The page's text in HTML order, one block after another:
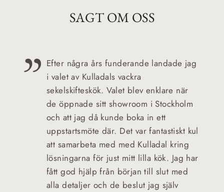
SAGT OM OSS
Efter några års funderande landade jag
i valet av Kulladals vackra
sekelskifteskök. Valet blev enklare när
de öppnade sitt showroom i Stockholm
och att jag då kunde boka in ett
uppstartsmöte där. Det var fantastiskt kul
att samarbeta med med Kulladal kring
lösningarna för just mitt lilla kök. Jag har
fått god hjälp från början till slut med
alla detaljer och de beslut jag själv